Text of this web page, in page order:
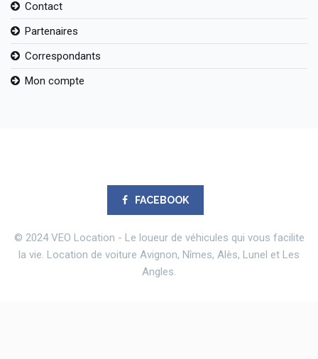
Contact
Partenaires
Correspondants
Mon compte
FACEBOOK
© 2024 VEO Location - Le loueur de véhicules qui vous facilite
la vie. Location de voiture Avignon, Nîmes, Alès, Lunel et Les
Angles.